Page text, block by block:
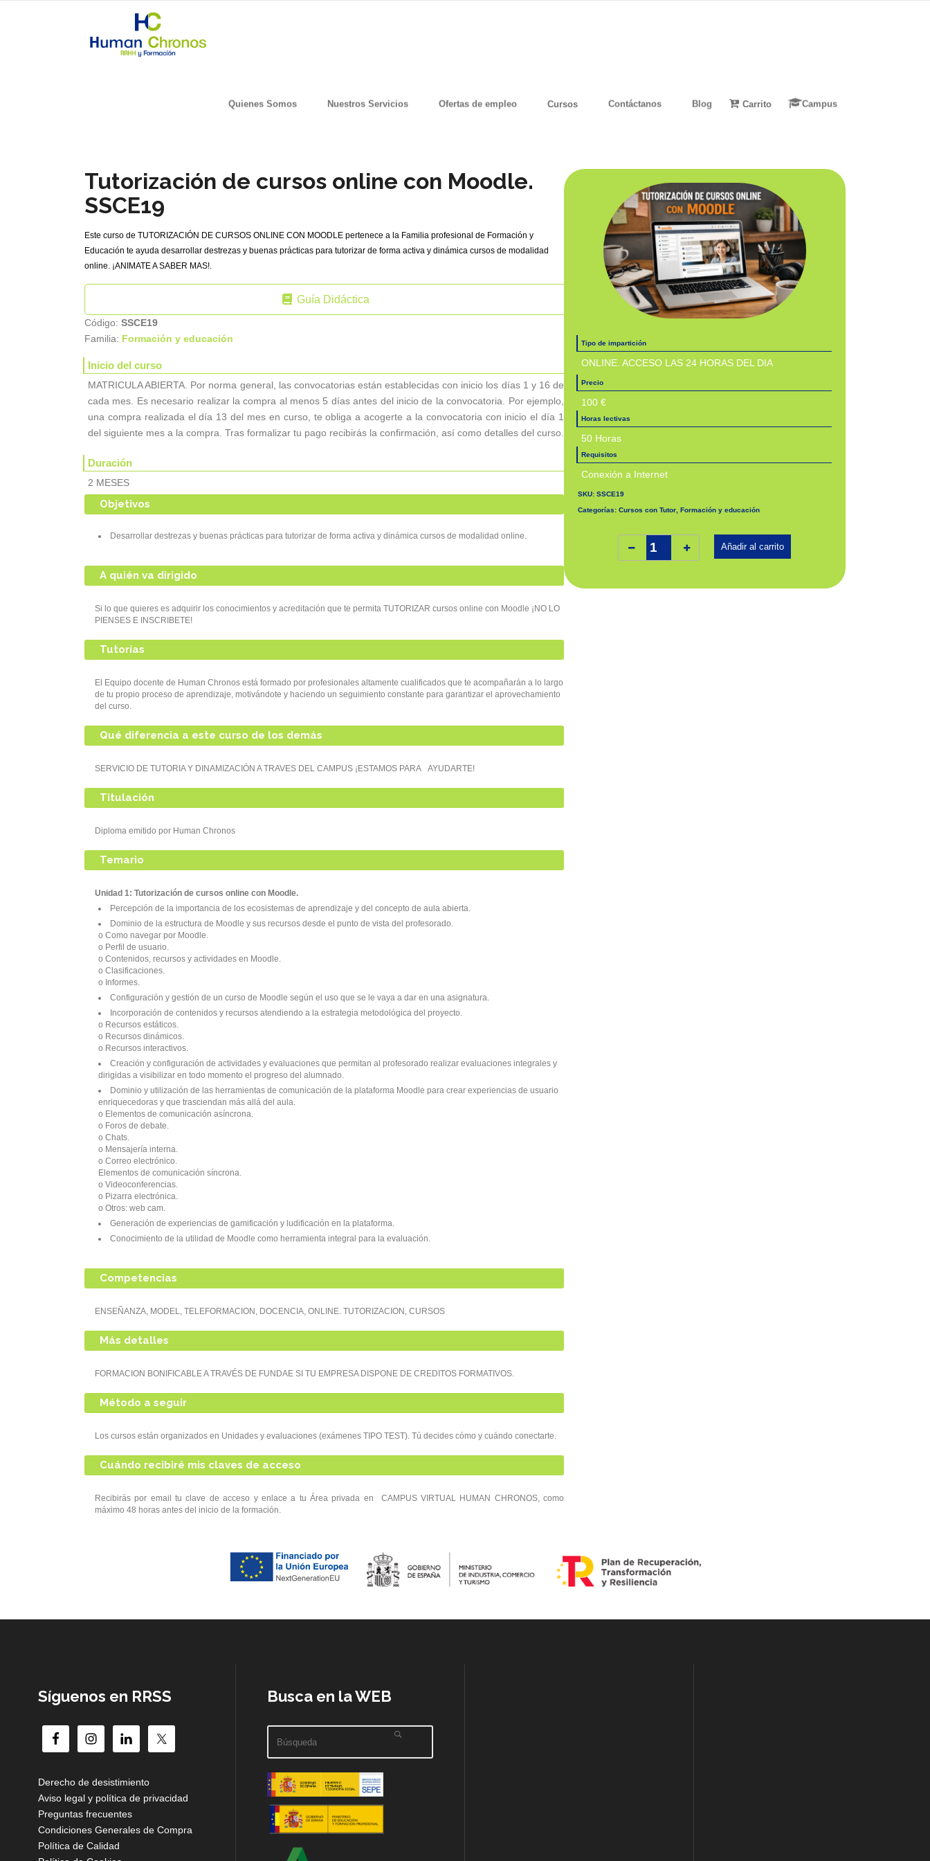
Quienes Somos Nuestros Servicios Ofertas de empleo Cursos Contáctanos Blog Carrito Campus
Tutorización de cursos online con Moodle.
SSCE19
Este curso de TUTORIZACIÓN DE CURSOS ONLINE CON MOODLE pertenece a la Familia profesional de Formación y
Educación te ayuda desarrollar destrezas y buenas prácticas para tutorizar de forma activa y dinámica cursos de modalidad
online. ¡ANIMATE A SABER MAS!.
Guía Didáctica
Código: SSCE19
Familia: Formación y educación
Inicio del curso
MATRICULA ABIERTA. Por norma general, las convocatorias están establecidas con inicio los días 1 y 16 de
cada mes. Es necesario realizar la compra al menos 5 días antes del inicio de la convocatoria. Por ejemplo,
una compra realizada el día 13 del mes en curso, te obliga a acogerte a la convocatoria con inicio el día 1
del siguiente mes a la compra. Tras formalizar tu pago recibirás la confirmación, así como detalles del curso.
Duración
2 MESES
Objetivos
Desarrollar destrezas y buenas prácticas para tutorizar de forma activa y dinámica cursos de modalidad online.
A quién va dirigido
Si lo que quieres es adquirir los conocimientos y acreditación que te permita TUTORIZAR cursos online con Moodle ¡NO LO
PIENSES E INSCRIBETE!
Tutorías
El Equipo docente de Human Chronos está formado por profesionales altamente cualificados que te acompañarán a lo largo
de tu propio proceso de aprendizaje, motivándote y haciendo un seguimiento constante para garantizar el aprovechamiento
del curso.
Qué diferencia a este curso de los demás
SERVICIO DE TUTORIA Y DINAMIZACIÓN A TRAVES DEL CAMPUS ¡ESTAMOS PARA AYUDARTE!
Titulación
Diploma emitido por Human Chronos
Temario
Unidad 1: Tutorización de cursos online con Moodle.
Percepción de la importancia de los ecosistemas de aprendizaje y del concepto de aula abierta.
Dominio de la estructura de Moodle y sus recursos desde el punto de vista del profesorado.
o Como navegar por Moodle.
o Perfil de usuario.
o Contenidos, recursos y actividades en Moodle.
o Clasificaciones.
o Informes.
Configuración y gestión de un curso de Moodle según el uso que se le vaya a dar en una asignatura.
Incorporación de contenidos y recursos atendiendo a la estrategia metodológica del proyecto.
o Recursos estáticos.
o Recursos dinámicos.
o Recursos interactivos.
Creación y configuración de actividades y evaluaciones que permitan al profesorado realizar evaluaciones integrales y
dirigidas a visibilizar en todo momento el progreso del alumnado.
Dominio y utilización de las herramientas de comunicación de la plataforma Moodle para crear experiencias de usuario
enriquecedoras y que trasciendan más allá del aula.
o Elementos de comunicación asíncrona.
o Foros de debate.
o Chats.
o Mensajería interna.
o Correo electrónico.
Elementos de comunicación síncrona.
o Videoconferencias.
o Pizarra electrónica.
o Otros: web cam.
Generación de experiencias de gamificación y ludificación en la plataforma.
Conocimiento de la utilidad de Moodle como herramienta integral para la evaluación.
Competencias
ENSEÑANZA, MODEL, TELEFORMACION, DOCENCIA, ONLINE. TUTORIZACION, CURSOS
Más detalles
FORMACION BONIFICABLE A TRAVÉS DE FUNDAE SI TU EMPRESA DISPONE DE CREDITOS FORMATIVOS.
Método a seguir
Los cursos están organizados en Unidades y evaluaciones (exámenes TIPO TEST). Tú decides cómo y cuándo conectarte.
Cuándo recibiré mis claves de acceso
Recibirás por email tu clave de acceso y enlace a tu Área privada en CAMPUS VIRTUAL HUMAN CHRONOS, como
máximo 48 horas antes del inicio de la formación.
Tipo de impartición
ONLINE. ACCESO LAS 24 HORAS DEL DIA
Precio
100 €
Horas lectivas
50 Horas
Requisitos
Conexión a Internet
SKU:SSCE19
Categorías:Cursos con Tutor ,Formación y educación
Tutorización de cursos online con Moodle. SSCE19 cantidad
Añadir al carrito
Síguenos en RRSS
Derecho de desistimiento
Aviso legal y política de privacidad
Preguntas frecuentes
Condiciones Generales de Compra
Política de Calidad
Busca en la WEB